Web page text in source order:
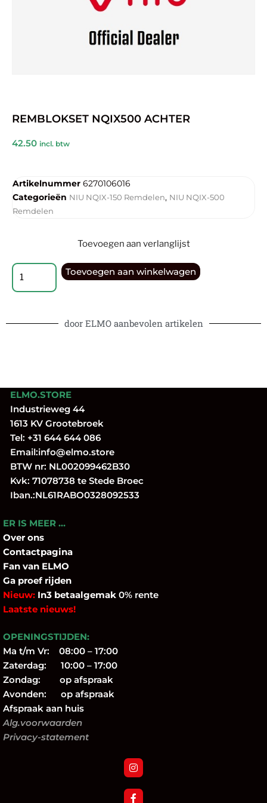
REMBLOKSET NQIX500 ACHTER
42.50 incl. btw
Artikelnummer 6270106016
Categorieën NIU NQIX-150 Remdelen, NIU NQIX-500
Remdelen
Toevoegen aan verlanglijst
Toevoegen aan winkelwagen
door ELMO aanbevolen artikelen
ELMO.STORE
Industrieweg 44
1613 KV Grootebroek
Tel: +31 644 644 086
Email:info@elmo.store
BTW nr: NL002099462B30
Kvk: 71078738 te Stede Broec
Iban.:NL61RABO0328092533
ER IS MEER …
Over ons
Contactpagina
Fan van ELMO
Ga proef rijden
Nieuw: In3 betaalgemak 0% rente
Laatste nieuws!
OPENINGSTIJDEN:
Ma t/m Vr: 08:00 – 17:00
Zaterdag: 10:00 – 17:00
Zondag: op afspraak
Avonden: op afspraak
Afspraak aan huis
Alg.voorwaarden
Privacy-statement